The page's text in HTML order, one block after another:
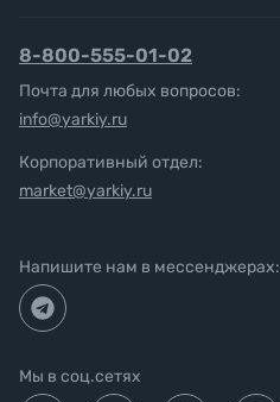
8-800-555-01-02
Почта для любых вопросов:
info@yarkiy.ru
Корпоративный отдел:
market@yarkiy.ru
Напишите нам в мессенджерах:
Мы в соц.сетях